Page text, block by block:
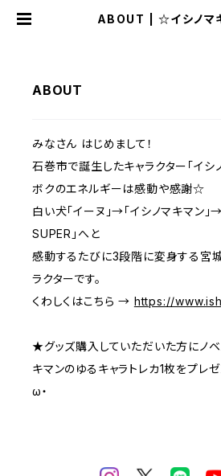
ABOUT | ☆イシノマ
ABOUT
みなさん はじめまして！
石巻市で誕生したキャラクター「イシノ
ボクのエネルギーは感動や感謝☆
白い犬「イーヌ」→「イシノマキマン」
SUPER」へと
感動するたびに3段階に変身する宮
ラクターです。
くわしくはこちら → https://
★グッズ購入していただいた方にノベ
キマンのゆるキャラトレカ1枚をプレ
ω・